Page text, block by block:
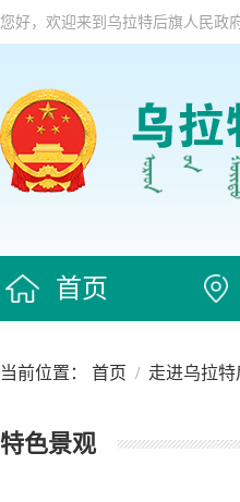
您好，欢迎来到乌拉特后旗人民政
首页
当前位置： 首页 / 走进乌拉特
特色景观